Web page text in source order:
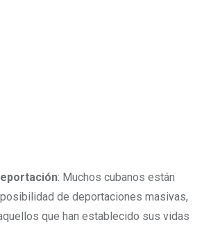
: Muchos cubanos están
de deportaciones masivas,
que han establecido sus vidas